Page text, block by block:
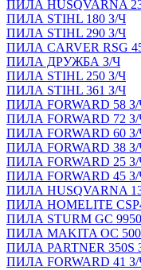
ПИЛА HUSQVARNA
ПИЛА STIHL 180 З/Ч
ПИЛА STIHL 290 З/Ч
ПИЛА CARVER RSG
ПИЛА ДРУЖБА З/Ч
ПИЛА STIHL 250 З/Ч
ПИЛА STIHL 361 З/Ч
ПИЛА FORWARD 58
ПИЛА FORWARD 72
ПИЛА FORWARD 60
ПИЛА FORWARD 38
ПИЛА FORWARD 25
ПИЛА FORWARD 45
ПИЛА HUSQVARNA
ПИЛА HOMELITE
ПИЛА STURM GC
ПИЛА MAKITA OC
ПИЛА PARTNER 350S
ПИЛА FORWARD 41